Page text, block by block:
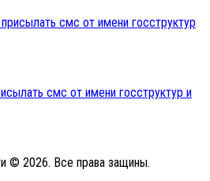
смс от имени госструктур и
© 2026. Все права защины.